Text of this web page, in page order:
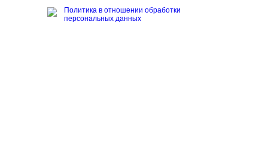
Политика в отношении обработки
персональных данных